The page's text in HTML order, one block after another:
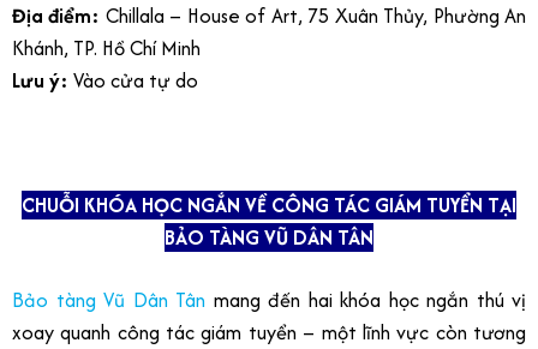
Địa điểm: Chillala – House of Art, 75 Xuân Thủy, Phường An
Khánh, TP. Hồ Chí Minh
Lưu ý: Vào cửa tự do
CHUỖI KHÓA HỌC NGẮN VỀ CÔNG TÁC GIÁM TUYỂN TẠI
BẢO TÀNG VŨ DÂN TÂN
Bảo tàng Vũ Dân Tân mang đến hai khóa học ngắn thú vị
xoay quanh công tác giám tuyển – một lĩnh vực còn tương